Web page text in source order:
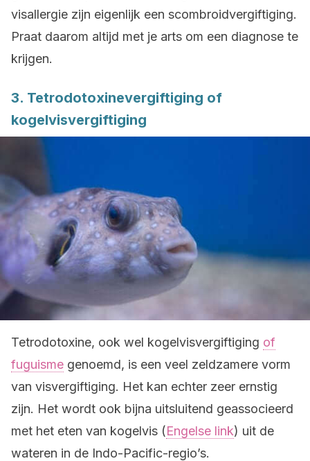
visallergie zijn eigenlijk een scombroidvergiftiging.
Praat daarom altijd met je arts om een diagnose te
krijgen.
3. Tetrodotoxinevergiftiging of
kogelvisvergiftiging
Tetrodotoxine, ook wel kogelvisvergiftiging of
fuguisme genoemd, is een veel zeldzamere vorm
van visvergiftiging. Het kan echter zeer ernstig
zijn. Het wordt ook bijna uitsluitend geassocieerd
met het eten van kogelvis (Engelse link) uit de
wateren in de Indo-Pacific-regio’s.